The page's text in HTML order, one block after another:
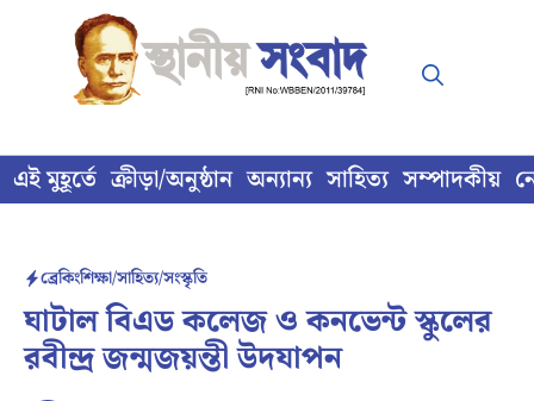
content
এই মুহূর্তে ক্রীড়া/অনুষ্ঠান অন্যান্য সাহিত্য সম্পাদকীয়
ব্রেকিংশিক্ষা/সাহিত্য/সংস্কৃতি
ঘাটাল বিএড কলেজ ও কনভেন্ট স্কুলের
রবীন্দ্র জন্মজয়ন্তী উদযাপন